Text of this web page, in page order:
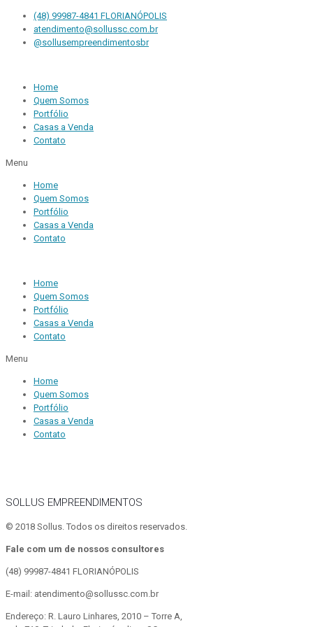
(48) 99987-4841 FLORIANÓPOLIS
atendimento@sollussc.com.br
@sollusempreendimentosbr
Home
Quem Somos
Portfólio
Casas a Venda
Contato
Menu
Home
Quem Somos
Portfólio
Casas a Venda
Contato
Home
Quem Somos
Portfólio
Casas a Venda
Contato
Menu
Home
Quem Somos
Portfólio
Casas a Venda
Contato
SOLLUS EMPREENDIMENTOS
© 2018 Sollus. Todos os direitos reservados.
Fale com um de nossos consultores
(48) 99987-4841 FLORIANÓPOLIS
E-mail: atendimento@sollussc.com.br
Endereço: R. Lauro Linhares, 2010 – Torre A,